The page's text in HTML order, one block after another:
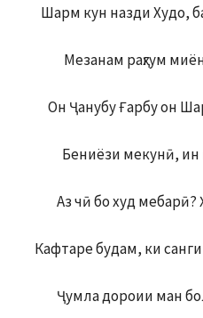
Шарм кун назди Худо,
Мезанам раҳгум
Он Ҷанубу Ғарбу он
Бениёзи мекунӣ, ин
Аз чӣ бо худ мебарӣ?
Кафтаре будам, ки
Ҷумла дороии ман